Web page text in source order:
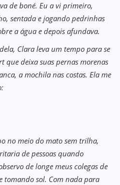
de boné. Eu a vi primeiro,
sentada e jogando pedrinhas
a água e depois afundava.
Clara leva um tempo para se
que deixa suas pernas morenas
a mochila nas costas. Ela me
no meio do mato sem trilha,
de pessoas quando
de longe meus colegas de
tomando sol. Com nada para